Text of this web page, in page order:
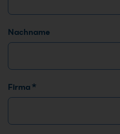
Nachname
Firma *